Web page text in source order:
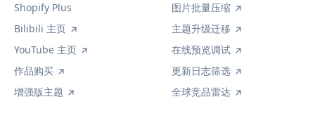
Shopify Plus
Bilibili 主页
YouTube 主页
作品购买
增强版主题
图片批量压缩
主题升级迁移
在线预览调试
更新日志筛选
全球竞品雷达